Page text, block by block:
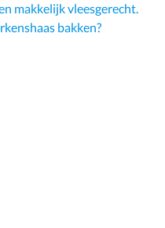
makkelijk vleesgerecht.
bakken?